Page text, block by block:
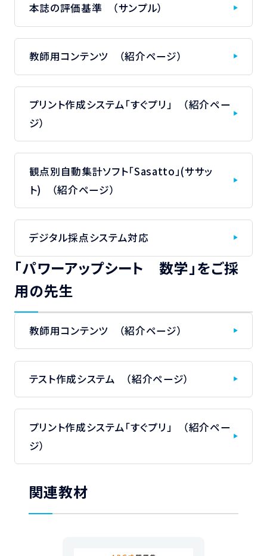
本誌の評価基準 （サンプル）
教師用コンテンツ （紹介ページ）
プリント作成システム「すぐプリ」 （紹介ペー
ジ）
観点別自動集計ソフト「Sasatto」(ササッ
ト) （紹介ページ）
デジタル採点システム対応
「パワーアップシート 数学」をご採
用の先生
教師用コンテンツ （紹介ページ）
テスト作成システム （紹介ページ）
プリント作成システム「すぐプリ」 （紹介ペー
ジ）
関連教材